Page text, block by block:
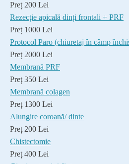
Preț 200 Lei
Rezecție apicală dinți frontali + PRF
Preț 1000 Lei
Protocol Paro (chiuretaj în câmp
Preț 2000 Lei
Membrană PRF
Preț 350 Lei
Membrană colagen
Preț 1300 Lei
Alungire coroană/ dinte
Preț 200 Lei
Chistectomie
Preț 400 Lei